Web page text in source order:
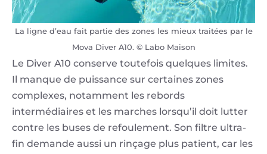
La ligne d’eau fait partie des zones les mieux traitées par le
Mova Diver A10. © Labo Maison
Le Diver A10 conserve toutefois quelques limites.
Il manque de puissance sur certaines zones
complexes, notamment les rebords
intermédiaires et les marches lorsqu’il doit lutter
contre les buses de refoulement. Son filtre ultra-
fin demande aussi un rinçage plus patient, car les